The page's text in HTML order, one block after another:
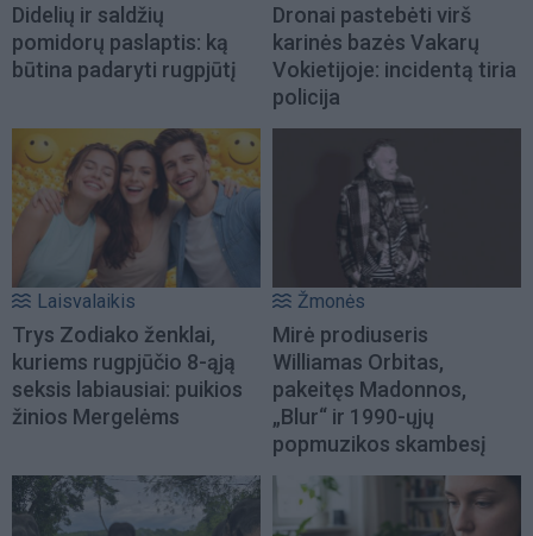
Didelių ir saldžių
pomidorų paslaptis: ką
būtina padaryti rugpjūtį
Dronai pastebėti virš
karinės bazės Vakarų
Vokietijoje: incidentą tiria
policija
Laisvalaikis
Trys Zodiako ženklai,
kuriems rugpjūčio 8-ąją
seksis labiausiai: puikios
žinios Mergelėms
Žmonės
Mirė prodiuseris
Williamas Orbitas,
pakeitęs Madonnos,
„Blur“ ir 1990-ųjų
popmuzikos skambesį